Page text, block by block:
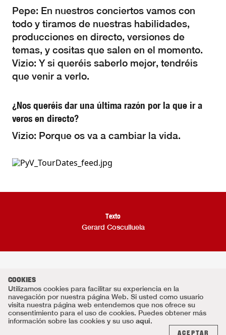
Pepe: En nuestros conciertos vamos con
todo y tiramos de nuestras habilidades,
producciones en directo, versiones de
temas, y cositas que salen en el momento.
Vizio: Y si queréis saberlo mejor, tendréis
que venir a verlo.
¿Nos queréis dar una última razón por la que ir a
veros en directo?
Vizio: Porque os va a cambiar la vida.
Texto
Gerard Cosculluela
COOKIES
Utilizamos cookies para facilitar su experiencia en la
navegación por nuestra página Web. Si usted como usuario
visita nuestra página web entendemos que nos ofrece su
consentimiento para el uso de cookies. Puedes obtener más
información sobre las cookies y su uso aqui.
ACEPTAR